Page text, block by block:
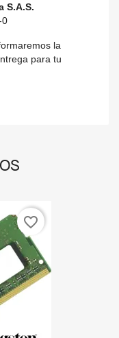
S.A.S.
0
la
para tu
favorite_border